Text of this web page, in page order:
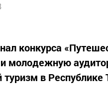
конкурса
молодежную
в Республике